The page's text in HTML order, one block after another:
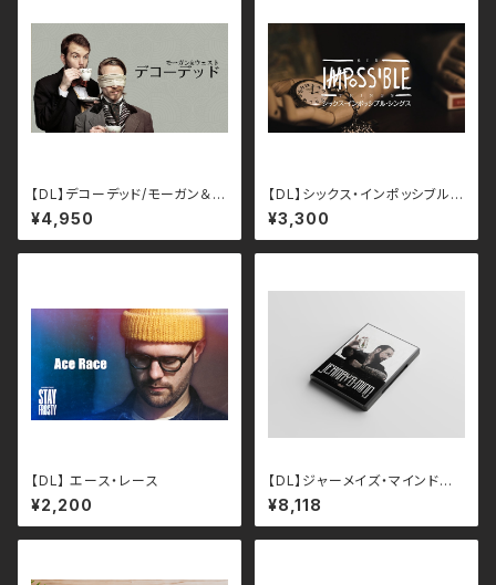
【DL】デコーデッド/モーガン＆ウ
ェスト（日本語字幕）
¥4,950
【DL】シックス・インポッシブル・
シングス（日本語字幕）
¥3,300
【DL】 エース・レース
¥2,200
【DL】ジャーメイズ・マインド第１
巻/ルーク・ジャーメイ （日本語
字幕）
¥8,118